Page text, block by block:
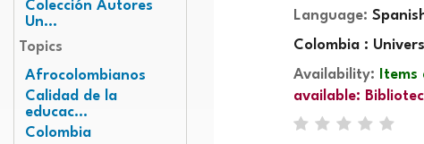
Colección Autores
Un...
Topics
Afrocolombianos
Calidad de la
educac...
Colombia
Language:
Colombia :
Availability:
available: